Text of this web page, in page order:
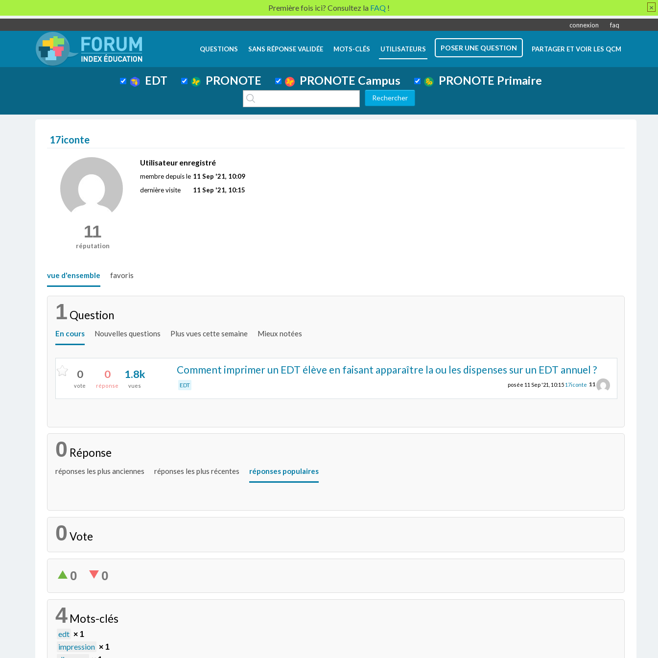
connexion faq
QUESTIONS SANS RÉPONSE VALIDÉE MOTS-CLÉS UTILISATEURS POSER UNE QUESTION PARTAGER ET VOIR LES QCM
EDT PRONOTE PRONOTE Campus PRONOTE Primaire
17iconte
11
réputation
Utilisateur enregistré
membre depuis le 11 Sep '21, 10:09
dernière visite
11 Sep '21, 10:15
vue d'ensemble favoris
1 Question
En cours Nouvelles questions Plus vues cette semaine Mieux notées
0
vote
0
réponse
1.8k
vues
Comment imprimer un EDT élève en faisant apparaître la ou les dispenses sur un EDT annuel ?
EDT posée 11 Sep '21, 10:15 17iconte 11
0 Réponse
réponses les plus anciennes réponses les plus récentes réponses populaires
0 Vote
0 0
4 Mots-clés
edt × 1
impression × 1
Première fois ici? Consultez la FAQ ! ×